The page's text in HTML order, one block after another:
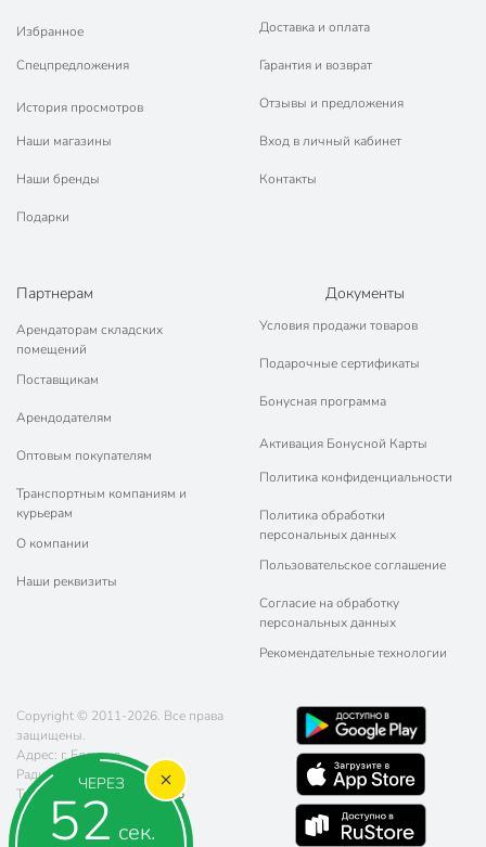
ЧЕРЕЗ
52 сек.
Избранное
Спецпредложения
История просмотров
Наши магазины
Наши бренды
Подарки
Доставка и оплата
Гарантия и возврат
Отзывы и предложения
Вход в личный кабинет
Контакты
Партнерам
Арендаторам складских
помещений
Поставщикам
Арендодателям
Оптовым покупателям
Транспортным компаниям и
курьерам
О компании
Наши реквизиты
Документы
Условия продажи товаров
Подарочные сертификаты
Бонусная программа
Активация Бонусной Карты
Политика конфиденциальности
Политика обработки
персональных данных
Пользовательское соглашение
Согласие на обработку
персональных данных
Рекомендательные технологии
Copyright © 2011-2026. Все права
защищены.
Адрес: г. Елец, ул.
Радиотехническая, д. 5
Телефон:
8 (800) 770-77-06
Почта:sales@poryadok.ru